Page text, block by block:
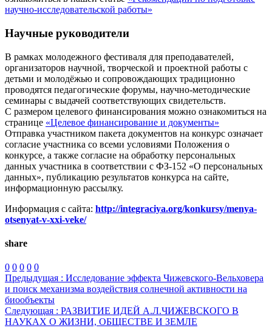
научно-исследовательской работы»
Научные руководители
В рамках молодежного фестиваля для преподавателей,
организаторов научной, творческой и проектной работы с
детьми и молодёжью и сопровождающих традиционно
проводятся педагогические форумы, научно-методические
семинары с выдачей соответствующих свидетельств.
С размером целевого финансирования можно ознакомиться на
странице «Целевое финансирование и документы»
Отправка участником пакета документов на конкурс означает
согласие участника со всеми условиями Положения о
конкурсе, а также согласие на обработку персональных
данных участника в соответствии с ФЗ-152 «О персональных
данных», публикацию результатов конкурса на сайте,
информационную рассылку.
Информация с сайта: http://integraciya.org/konkursy/menya-
otsenyat-v-xxi-veke/
share
0 0 0 0 0
Предыдущая : Исследование эффекта Чижевского-Вельховера
и поиск механизма воздействия солнечной активности на
биообъекты
Следующая : РАЗВИТИЕ ИДЕЙ А.Л.ЧИЖЕВСКОГО В
НАУКАХ О ЖИЗНИ, ОБЩЕСТВЕ И ЗЕМЛЕ